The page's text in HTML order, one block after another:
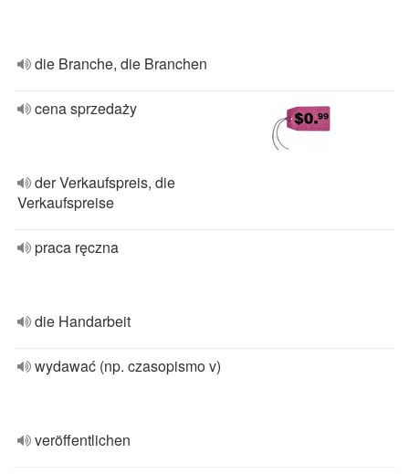
die Branche, die Branchen
cena sprzedaży
der Verkaufspreis, die
Verkaufspreise
praca ręczna
die Handarbeit
wydawać (np. czasopismo v)
veröffentlichen